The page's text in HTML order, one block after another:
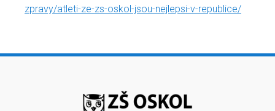
zpravy/atleti-ze-zs-oskol-jsou-nejlepsi-v-republice/